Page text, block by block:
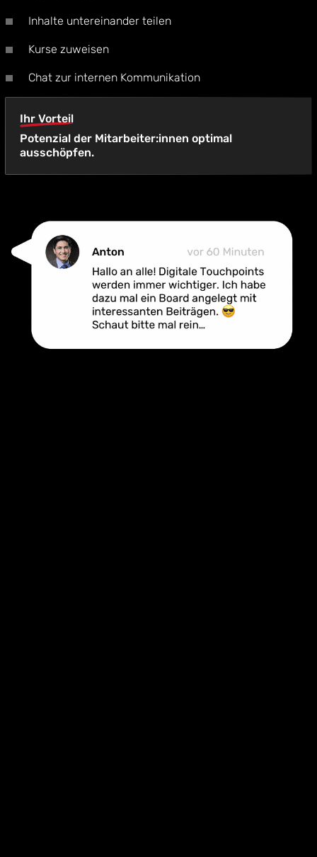
Inhalte untereinander teilen
Kurse zuweisen
Chat zur internen Kommunikation
Ihr Vorteil
Potenzial der Mitarbeiter:innen optimal
ausschöpfen.